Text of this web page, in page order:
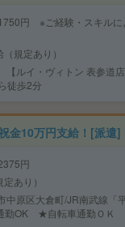
円 ※ご経験・スキルに
規定あり）
ルイ・ヴィトン 表参道店
徒歩2分
金10万円支給！[派遣]
円
あり）
中原区大倉町/JR南武線「
勤OK ★自転車通勤ＯＫ